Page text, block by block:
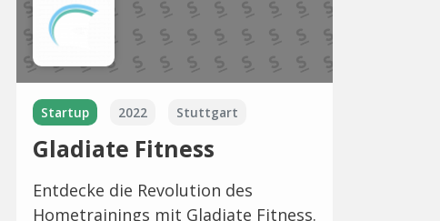
Startup 2022 Stuttgart
Gladiate Fitness
Entdecke die Revolution des
Hometrainings mit Gladiate Fitness.